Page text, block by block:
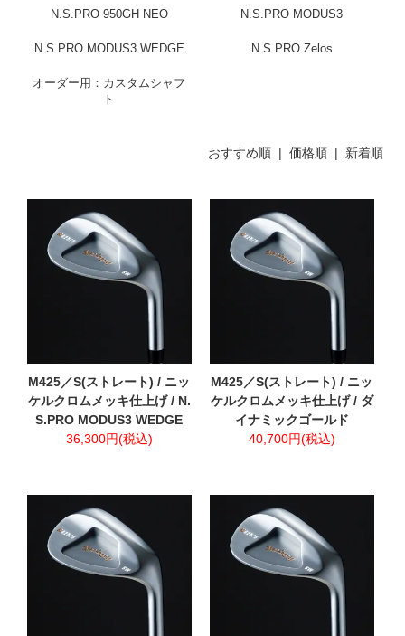
N.S.PRO 950GH NEO N.S.PRO MODUS3
N.S.PRO MODUS3 WEDGE N.S.PRO Zelos
オーダー用：カスタムシャフ
ト
おすすめ順 | 価格順| 新着順
M425／S(ストレート) / ニッ
ケルクロムメッキ仕上げ / N.
S.PRO MODUS3 WEDGE
36,300円(税込)
M425／S(ストレート) / ニッ
ケルクロムメッキ仕上げ / ダ
イナミックゴールド
40,700円(税込)